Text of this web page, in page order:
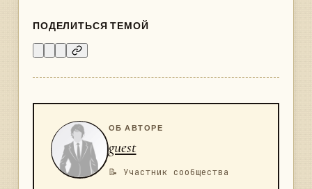
ПОДЕЛИТЬСЯ ТЕМОЙ
ОБ АВТОРЕ
guest
📝 Участник сообщества